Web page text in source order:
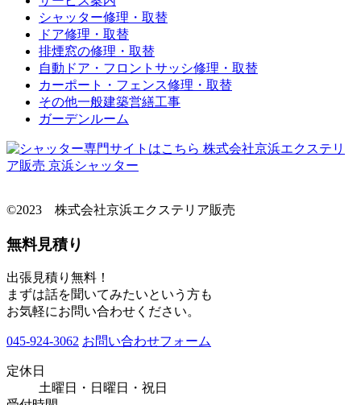
シャッター修理・取替
ドア修理・取替
排煙窓の修理・取替
自動ドア・フロントサッシ修理・取替
カーポート・フェンス修理・取替
その他一般建築営繕工事
ガーデンルーム
©2023 株式会社京浜エクステリア販売
無料見積り
出張見積り無料！
まずは話を聞いてみたいという方も
お気軽にお問い合わせください。
045-924-3062 お問い合わせフォーム
定休日
土曜日・日曜日・祝日